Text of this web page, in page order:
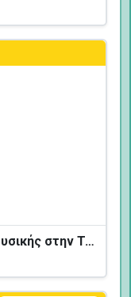
Βραδιά Ζωντανής Ελληνικής Μουσικής στην Ταβέρνα Κελάρι